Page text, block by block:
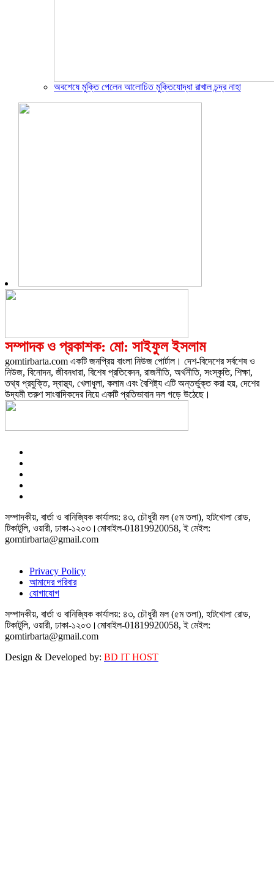
অবশেষে মুক্তি পেলেন আলোচিত মুক্তিযোদ্ধা রাখাল চন্দ্র নাহা
সম্পাদক ও প্রকাশক: মো: সাইফুল ইসলাম
gomtirbarta.com একটি জনপ্রিয় বাংলা নিউজ পোর্টাল। দেশ-বিদেশের সর্বশেষ ও
নিউজ, বিনোদন, জীবনধারা, বিশেষ প্রতিবেদন, রাজনীতি, অর্থনীতি, সংস্কৃতি, শিক্ষা,
তথ্য প্রযুক্তি, স্বাস্থ্য, খেলাধুলা, কলাম এবং বৈশিষ্ট্য এটি অন্তর্ভুক্ত করা হয়, দেশের
উদ্যমী তরুণ সাংবাদিকদের নিয়ে একটি প্রতিভাবান দল গড়ে উঠেছে।
সম্পাদকীয়, বার্তা ও বানিজ্যিক কার্যালয়: ৪৩, চৌধুরী মল (৫ম তলা), হাটখোলা রোড,
টিকাটুলি, ওয়ারী, ঢাকা-১২০৩।মোবাইল-01819920058, ই মেইল:
gomtirbarta@gmail.com
Privacy Policy
আমাদের পরিবার
যোগাযোগ
সম্পাদকীয়, বার্তা ও বানিজ্যিক কার্যালয়: ৪৩, চৌধুরী মল (৫ম তলা), হাটখোলা রোড,
টিকাটুলি, ওয়ারী, ঢাকা-১২০৩।মোবাইল-01819920058, ই মেইল:
gomtirbarta@gmail.com
Design & Developed by: BD IT HOST